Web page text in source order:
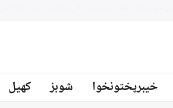
خیبرپختونخوا شوبز کھیل